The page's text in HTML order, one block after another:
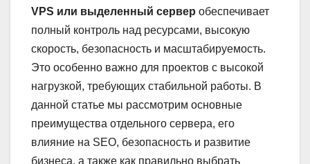
VPS или выделенный сервер обеспечивает
полный контроль над ресурсами, высокую
скорость, безопасность и масштабируемость.
Это особенно важно для проектов с высокой
нагрузкой, требующих стабильной работы. В
данной статье мы рассмотрим основные
преимущества отдельного сервера, его
влияние на SEO, безопасность и развитие
бизнеса, а также как правильно выбрать